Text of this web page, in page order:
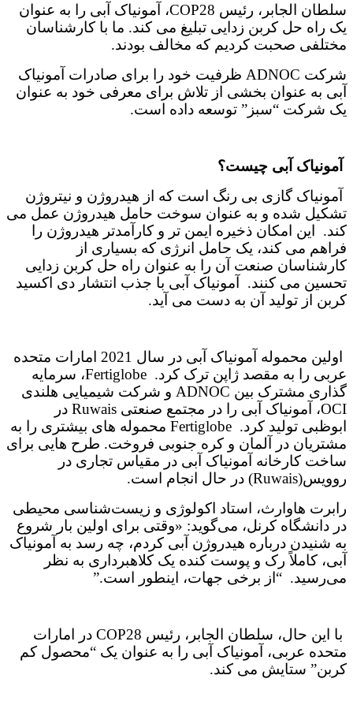
سلطان الجابر، رئیس COP28، آمونیاک آبی را به عنوان
یک راه حل کربن زدایی تبلیغ می کند. ما با کارشناسان
مختلفی صحبت کردیم که مخالف بودند.
شرکت ADNOC ظرفیت خود را برای صادرات آمونیاک
آبی به عنوان بخشی از تلاش برای معرفی خود به عنوان
یک شرکت “سبز” توسعه داده است.
آمونیاک آبی چیست؟
آمونیاک گازی بی رنگ است که از هیدروژن و نیتروژن
تشکیل شده و به عنوان سوخت حامل هیدروژن عمل می
کند. این امکان ذخیره ایمن تر و کارآمدتر هیدروژن را
فراهم می کند، یک حامل انرژی که بسیاری از
کارشناسان صنعت آن را به عنوان راه حل کربن زدایی
تحسین می کنند. آمونیاک آبی با جذب انتشار دی اکسید
کربن از تولید آن به دست می آید.
اولین محموله آمونیاک آبی در سال 2021 امارات متحده
عربی را به مقصد ژاپن ترک کرد. Fertiglobe، سرمایه
گذاری مشترک بین ADNOC و شرکت شیمیایی هلندی
OCI، آمونیاک آبی را در مجتمع صنعتی Ruwais در
ابوظبی تولید کرد. Fertiglobe محموله های بیشتری را به
مشتریان در آلمان و کره جنوبی فروخت. طرح هایی برای
ساخت کارخانه آمونیاک آبی در مقیاس تجاری در
روویس(Ruwais) در حال انجام است.
رابرت هاوارث، استاد اکولوژی و زیست‌شناسی محیطی
در دانشگاه کرنل، می‌گوید: «وقتی برای اولین بار شروع
به شنیدن درباره هیدروژن آبی کردم، چه رسد به آمونیاک
آبی، کاملاً رک و پوست کنده یک کلاهبرداری به نظر
می‌رسید. “از برخی جهات، اینطور است.”
با این حال، سلطان الجابر، رئیس COP28 در امارات
متحده عربی، آمونیاک آبی را به عنوان یک “محصول کم
کربن” ستایش می کند.